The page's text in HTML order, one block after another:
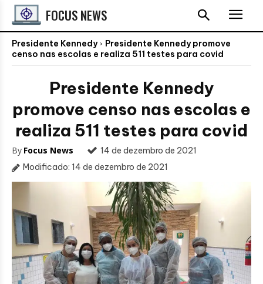
FOCUS NEWS
Presidente Kennedy
Presidente Kennedy promove
censo nas escolas e realiza 511 testes para covid
Presidente Kennedy
promove censo nas escolas e
realiza 511 testes para covid
By Focus News
14 de dezembro de 2021
Modificado: 14 de dezembro de 2021